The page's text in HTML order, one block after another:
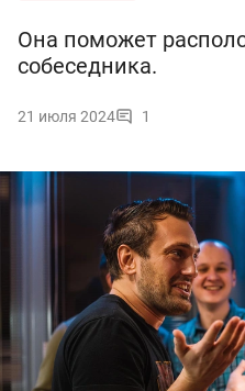
Она поможет
собеседника.
21 июля 2024 1